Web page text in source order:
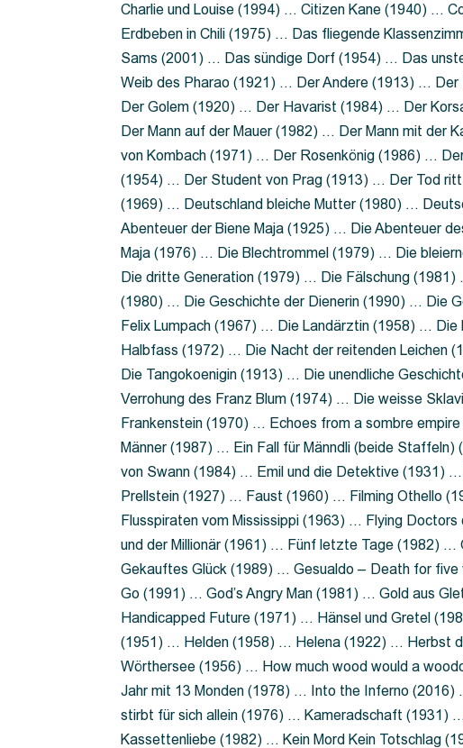
Charlie und Louise (1994) … Citizen Kane (1940) …
Erdbeben in Chili (1975) … Das fliegende
Sams (2001) … Das sündige Dorf (1954) … Das
Weib des Pharao (1921) … Der Andere (1913) …
Der Golem (1920) … Der Havarist (1984) … Der
Der Mann auf der Mauer (1982) … Der Mann mit der
von Kombach (1971) … Der Rosenkönig (1986) …
(1954) … Der Student von Prag (1913) … Der Tod
(1969) … Deutschland bleiche Mutter (1980) …
Abenteuer der Biene Maja (1925) … Die Abenteuer
Maja (1976) … Die Blechtrommel (1979) … Die
Die dritte Generation (1979) … Die Fälschung
(1980) … Die Geschichte der Dienerin (1990) … Die
Felix Lumpach (1967) … Die Landärztin (1958) …
Halbfass (1972) … Die Nacht der reitenden Leichen
Die Tangokoenigin (1913) … Die unendliche
Verrohung des Franz Blum (1974) … Die weisse
Frankenstein (1970) … Echoes from a sombre
Männer (1987) … Ein Fall für Männdli (beide
von Swann (1984) … Emil und die Detektive (1931)
Prellstein (1927) … Faust (1960) … Filming Othello
Flusspiraten vom Mississippi (1963) … Flying
und der Millionär (1961) … Fünf letzte Tage (1982)
Gekauftes Glück (1989) … Gesualdo – Death for
Go (1991) … God’s Angry Man (1981) … Gold aus
Handicapped Future (1971) … Hänsel und Gretel
(1951) … Helden (1958) … Helena (1922) … Herbst
Wörthersee (1956) … How much wood would a
Jahr mit 13 Monden (1978) … Into the Inferno
stirbt für sich allein (1976) … Kameradschaft (1931)
Kassettenliebe (1982) … Kein Mord Kein Totschlag